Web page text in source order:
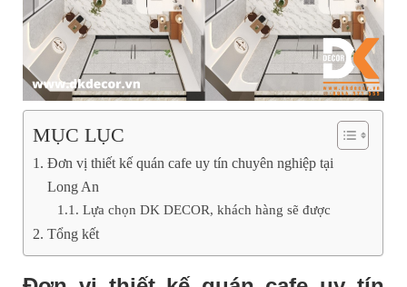
MỤC LỤC
Đơn vị thiết kế quán cafe uy tín chuyên nghiệp tại
Long An
Lựa chọn DK DECOR, khách hàng sẽ được
Tổng kết